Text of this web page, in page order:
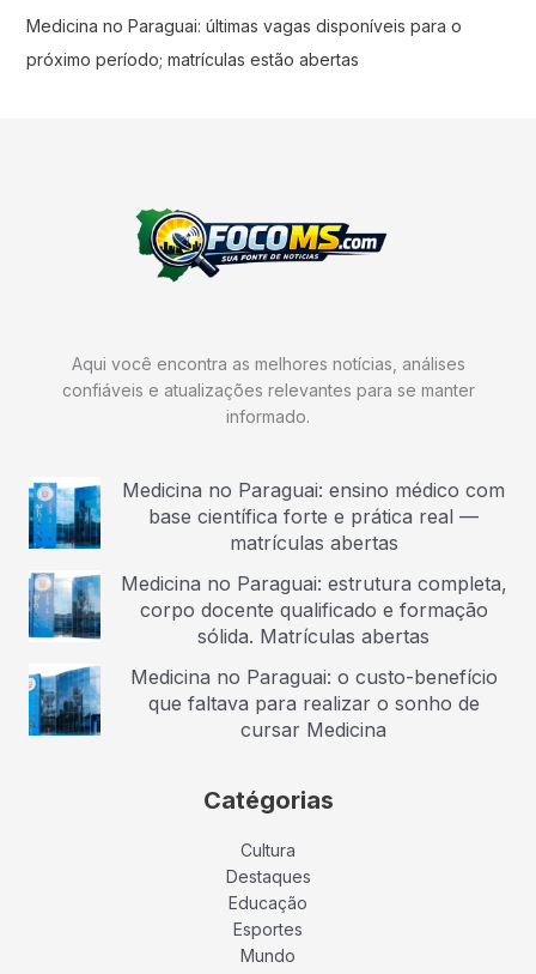
Medicina no Paraguai: últimas vagas disponíveis para o
próximo período; matrículas estão abertas
Aqui você encontra as melhores notícias, análises
confiáveis e atualizações relevantes para se manter
informado.
Medicina no Paraguai: ensino médico com
base científica forte e prática real —
matrículas abertas
Medicina no Paraguai: estrutura completa,
corpo docente qualificado e formação
sólida. Matrículas abertas
Medicina no Paraguai: o custo-benefício
que faltava para realizar o sonho de
cursar Medicina
Catégorias
Cultura
Destaques
Educação
Esportes
Mundo